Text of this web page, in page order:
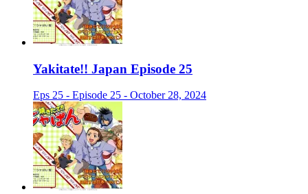
Yakitate!! Japan Episode 25
Eps 25 - Episode 25 - October 28, 2024